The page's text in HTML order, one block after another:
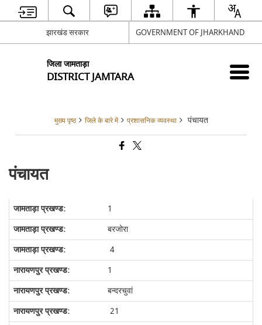
झारखंड सरकार GOVERNMENT OF JHARKHAND
जिला जामताड़ा
DISTRICT JAMTARA
मुख्य पृष्ठ जिले के बारे में प्रशासनिक व्यवस्था पंचायत
पंचायत
1
बरजोरा
4
1
बन्दरचुवां
21